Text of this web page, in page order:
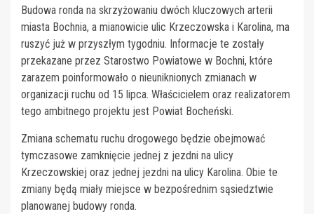
Budowa ronda na skrzyżowaniu dwóch kluczowych arterii
miasta Bochnia, a mianowicie ulic Krzeczowska i Karolina, ma
ruszyć już w przyszłym tygodniu. Informacje te zostały
przekazane przez Starostwo Powiatowe w Bochni, które
zarazem poinformowało o nieuniknionych zmianach w
organizacji ruchu od 15 lipca. Właścicielem oraz realizatorem
tego ambitnego projektu jest Powiat Bocheński.
Zmiana schematu ruchu drogowego będzie obejmować
tymczasowe zamknięcie jednej z jezdni na ulicy
Krzeczowskiej oraz jednej jezdni na ulicy Karolina. Obie te
zmiany będą miały miejsce w bezpośrednim sąsiedztwie
planowanej budowy ronda.